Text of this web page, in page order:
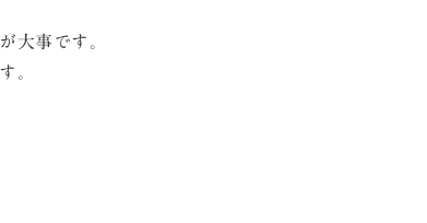
大事です。
。